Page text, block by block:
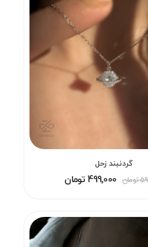
گردنبند زحل
499,000 تومان